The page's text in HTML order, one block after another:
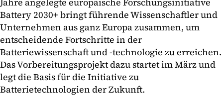
Battery 2030+ bringt führende Wissenschaftler und
Unternehmen aus ganz Europa zusammen, um
entscheidende Fortschritte in der
Batteriewissenschaft und -technologie zu erreichen.
Das Vorbereitungsprojekt dazu startet im März und
legt die Basis für die Initiative zu
Batterietechnologien der Zukunft.